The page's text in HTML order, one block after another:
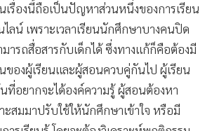
เรื่องนี้ถือเป็นปัญหาส่วนหนึ่งของการเรียน
ลน์ เพราะเวลาเรียนนักศึกษาบางคนปิด
มารถสื่อสารกับเด็กได้ ซึ่งทางแก้ก็คือต้องมี
ของผู้เรียนและผู้สอนควบคู่กันไป ผู้เรียน
ที่อยากจะได้องค์ความรู้ ผู้สอนต้องหา
ะสมมาปรับใช้ให้นักศึกษาเข้าใจ หรือมี